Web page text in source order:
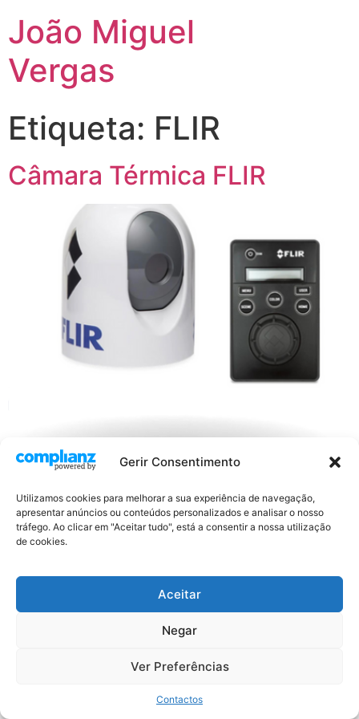
Gerir Consentimento
Utilizamos cookies para melhorar a sua experiência de navegação,
apresentar anúncios ou conteúdos personalizados e analisar o nosso
tráfego. Ao clicar em "Aceitar tudo", está a consentir a nossa utilização
de cookies.
Aceitar
Negar
Ver Preferências
Contactos
João Miguel
Vergas
Etiqueta: FLIR
Câmara Térmica FLIR
PRODUTOS > Segurança A Série MD é um equipamento
permite ajudar o capitão da embarcação a desviar-se
de obstáculos, evitar colisões e encontrar pessoas na
água. Instalação simples e fácil interligação a maior
analógico padrão que pode ser exibido em qualquer […]